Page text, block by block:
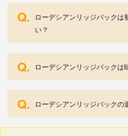
Q.
ローデシアンリッジバックは
い？
Q. ローデシアンリッジバックは
Q. ローデシアンリッジバックの